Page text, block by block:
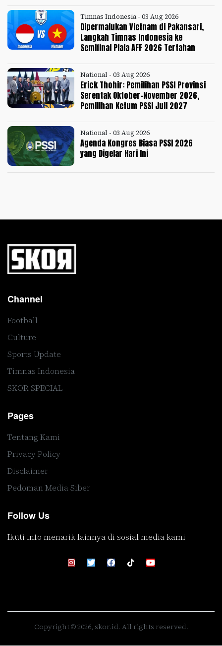
Timnas Indonesia - 03 Aug 2026
Dipermalukan Vietnam di Pakansari,
Langkah Timnas Indonesia ke
Semifinal Piala AFF 2026 Tertahan
National - 03 Aug 2026
Erick Thohir: Pemilihan PSSI Provinsi
Serentak Oktober-November 2026,
Pemilihan Ketum PSSI Juli 2027
National - 03 Aug 2026
Agenda Kongres Biasa PSSI 2026
yang Digelar Hari Ini
Channel
Football
Culture
Sports Update
Timnas Indonesia
SKOR SPECIAL
Pages
Tentang Kami
Privacy Policy
Disclaimer
Pedoman Media Siber
Follow Us
Ikuti info menarik lainnya di sosial media kami
Copyright © 2026, skor.id. All rights reserved.